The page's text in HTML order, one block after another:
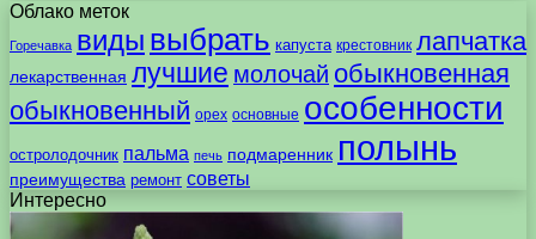
Облако меток
Горечавка виды выбрать капуста крестовник лапчатка
лекарственная лучшие молочай обыкновенная
обыкновенный орех основные особенности
остролодочник пальма печь подмаренник полынь
преимущества ремонт советы
Интересно